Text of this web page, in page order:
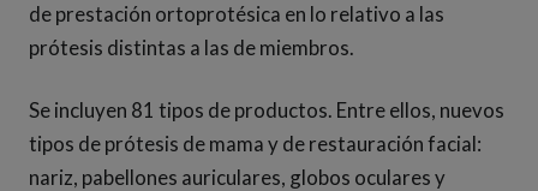
de prestación ortoprotésica en lo relativo a las
prótesis distintas a las de miembros.
Se incluyen 81 tipos de productos. Entre ellos, nuevos
tipos de prótesis de mama y de restauración facial:
nariz, pabellones auriculares, globos oculares y